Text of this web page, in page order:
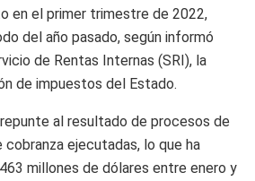
en el primer trimestre de 2022,
del año pasado, según informó
de Rentas Internas (SRI), la
de impuestos del Estado.
al resultado de procesos de
ejecutadas, lo que ha
millones de dólares entre enero y